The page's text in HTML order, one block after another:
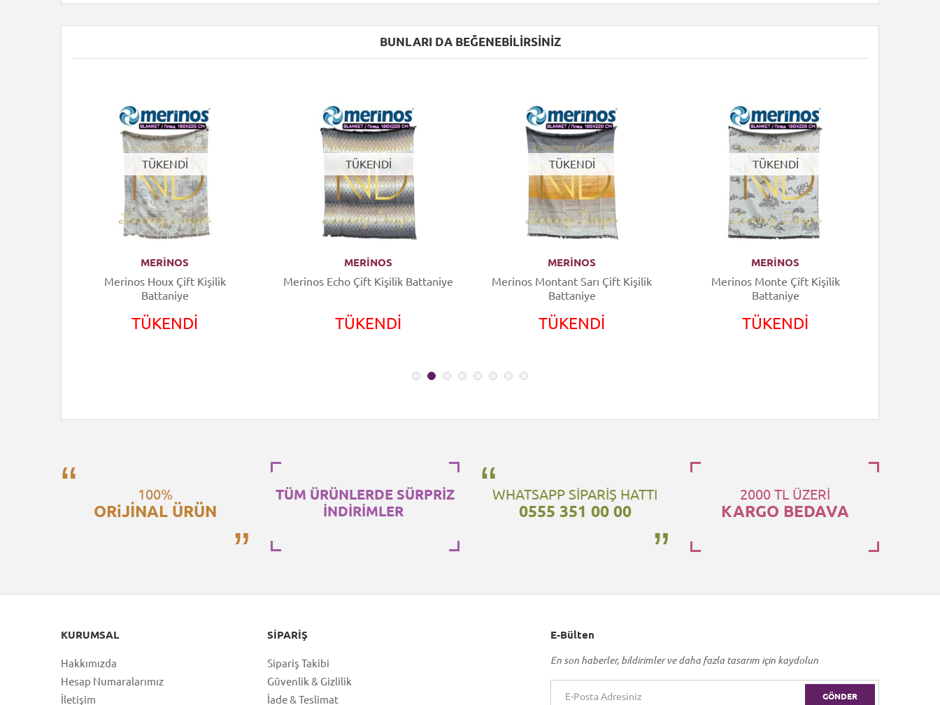
BUNLARI DA BEĞENEBILIRSINIZ
TÜKENDİ
MERİNOS
Merinos Houx Çift Kişilik
Battaniye
TÜKENDİ
TÜKENDİ
MERİNOS
Merinos Echo Çift Kişilik Battaniye
TÜKENDİ
TÜKENDİ
MERİNOS
Merinos Montant Sarı Çift Kişilik
Battaniye
TÜKENDİ
TÜKENDİ
MERİNOS
Merinos Monte Çift Kişilik
Battaniye
TÜKENDİ
100%
ORiJİNAL ÜRÜN
TÜM ÜRÜNLERDE SÜRPRİZ
İNDİRİMLER
WHATSAPP SİPARİŞ HATTI
0555 351 00 00
2000 TL ÜZERİ
KARGO BEDAVA
KURUMSAL
Hakkımızda
Hesap Numaralarımız
İletişim
SIPARIŞ
Sipariş Takibi
Güvenlik & Gizlilik
İade & Teslimat
E-Bülten
En son haberler, bildirimler ve daha fazla tasarım için kaydolun
GÖNDER